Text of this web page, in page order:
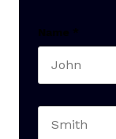
Name *